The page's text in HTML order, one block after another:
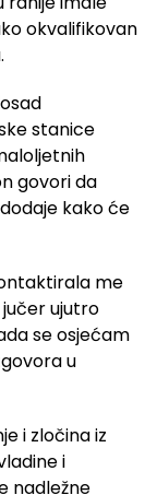
okvalifikovan
stanice
govori da
kako će
me
jučer ujutro
se osjećam
u
i zločina iz
i
nadležne